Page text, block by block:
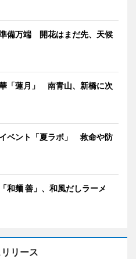
備万端 開花はまだ先、天候
「蓮月」 南青山、新橋に次
ベント「夏ラボ」 救命や防
和麺 善」、和風だしラーメ
リース